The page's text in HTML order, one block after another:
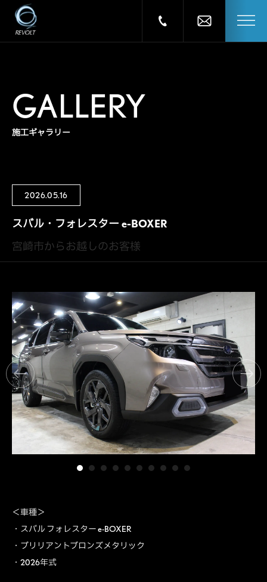
GALLERY
施工ギャラリー
2026.05.16
スバル・フォレスター e-BOXER
宮崎市からお越しのお客様
＜車種＞
・スバル フォレスター e-BOXER
・ブリリアントブロンズメタリック
・2026年式